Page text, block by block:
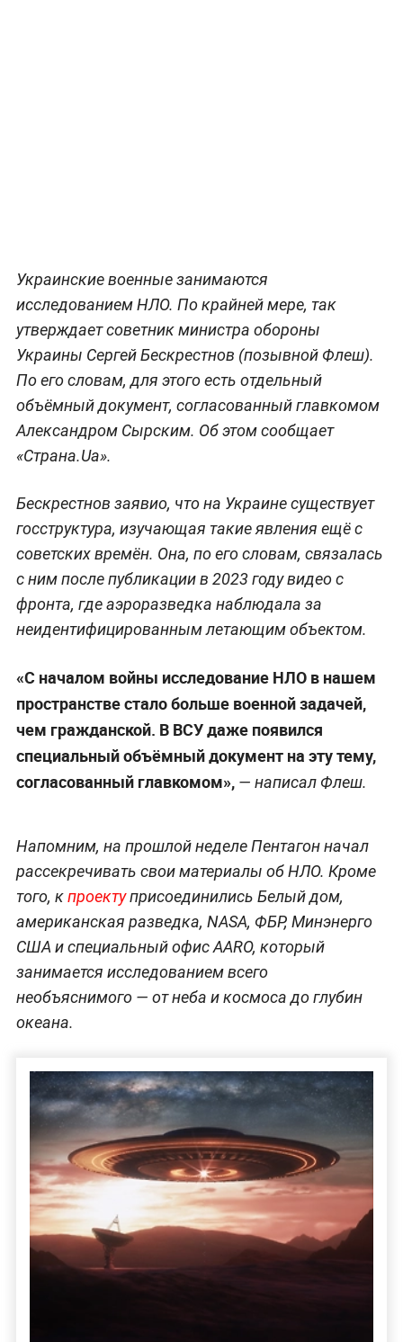
Украинские военные занимаются
исследованием НЛО. По крайней мере, так
утверждает советник министра обороны
Украины Сергей Бескрестнов (позывной Флеш).
По его словам, для этого есть отдельный
объёмный документ, согласованный главкомом
Александром Сырским. Об этом сообщает
«Страна.Ua».
Бескрестнов заявио, что на Украине существует
госструктура, изучающая такие явления ещё с
советских времён. Она, по его словам, связалась
с ним после публикации в 2023 году видео с
фронта, где аэроразведка наблюдала за
неидентифицированным летающим объектом.
«С началом войны исследование НЛО в нашем
пространстве стало больше военной задачей,
чем гражданской. В ВСУ даже появился
специальный объёмный документ на эту тему,
согласованный главкомом», — написал Флеш.
Напомним, на прошлой неделе Пентагон начал
рассекречивать свои материалы об НЛО. Кроме
того, кпроектуприсоединились Белый дом,
американская разведка, NASA, ФБР, Минэнерго
США и специальный офис AARO, который
занимается исследованием всего
необъяснимого — от неба и космоса до глубин
океана.